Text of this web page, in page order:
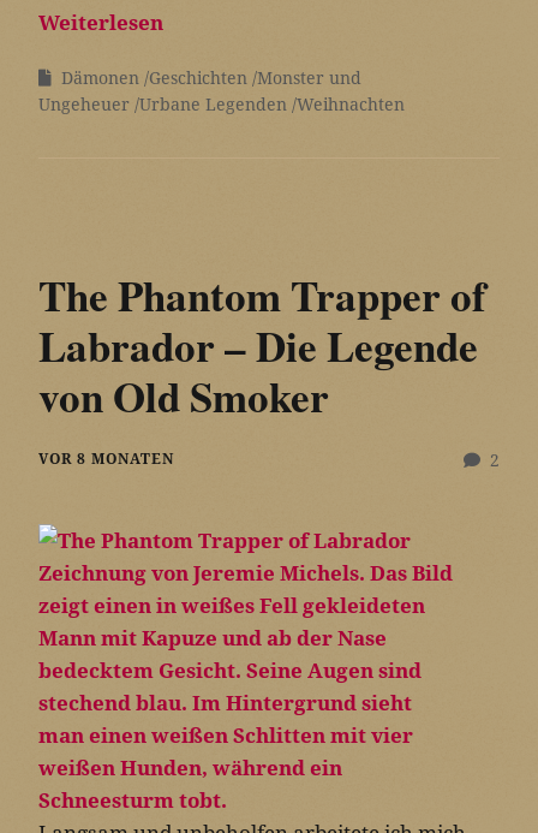
Weiterlesen
Dämonen Geschichten Monster und
Ungeheuer Urbane Legenden Weihnachten
The Phantom Trapper of
Labrador – Die Legende
von Old Smoker
2
VOR 8 MONATEN